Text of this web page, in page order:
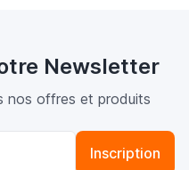
Newsletter
nos offres et produits
email
Inscription